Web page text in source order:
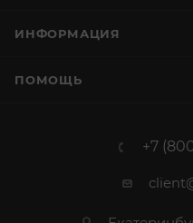
ИНФОРМАЦИЯ
ПОМОЩЬ
+7